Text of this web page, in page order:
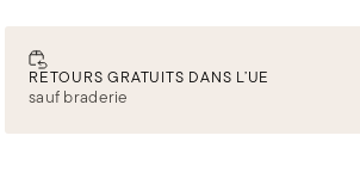
RETOURS GRATUITS DANS L’UE
sauf braderie